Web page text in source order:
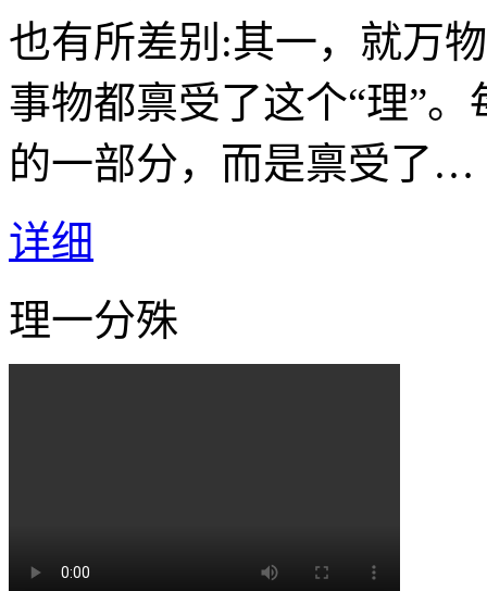
也有所差别:其一，就万
事物都禀受了这个“理”。
的一部分，而是禀受了…
详细
理一分殊